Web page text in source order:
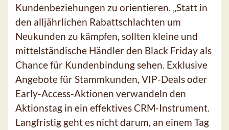
Kundenbeziehungen zu orientieren. „Statt in
den alljährlichen Rabattschlachten um
Neukunden zu kämpfen, sollten kleine und
mittelständische Händler den Black Friday als
Chance für Kundenbindung sehen. Exklusive
Angebote für Stammkunden, VIP-Deals oder
Early-Access-Aktionen verwandeln den
Aktionstag in ein effektives CRM-Instrument.
Langfristig geht es nicht darum, an einem Tag